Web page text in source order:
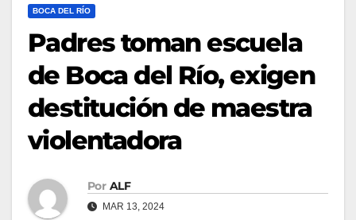
BOCA DEL RÍO
Padres toman escuela
de Boca del Río, exigen
destitución de maestra
violentadora
Por ALF
MAR 13, 2024